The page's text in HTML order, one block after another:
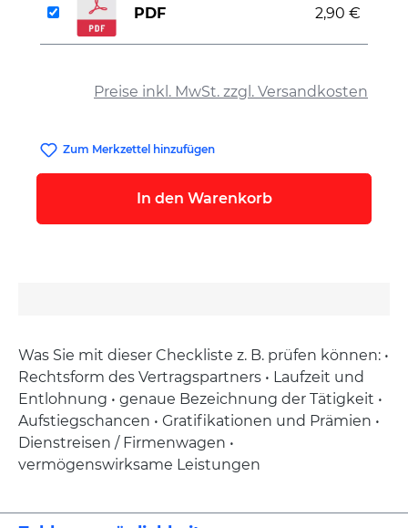
Preise inkl. MwSt. zzgl. Versandkosten
PDF 2,90 €
Zum Merkzettel hinzufügen
In den Warenkorb
Was Sie mit dieser Checkliste z. B. prüfen können: •
Rechtsform des Vertragspartners • Laufzeit und
Entlohnung • genaue Bezeichnung der Tätigkeit •
Aufstiegschancen • Gratifikationen und Prämien •
Dienstreisen / Firmenwagen •
vermögenswirksame Leistungen